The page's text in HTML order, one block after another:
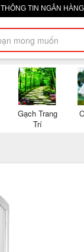
THÔNG TIN NGÂN HÀNG
Gạch Trang
Trí